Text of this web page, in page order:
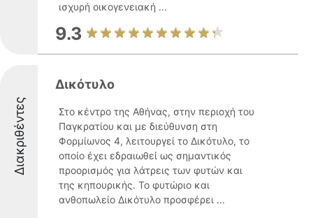
ισχυρή οικογενειακή ...
9.3
Διακριθέντες
Δικότυλο
Στο κέντρο της Αθήνας, στην περιοχή του
Παγκρατίου και με διεύθυνση στη
Φορμίωνος 4, λειτουργεί το Δικότυλο, το
οποίο έχει εδραιωθεί ως σημαντικός
προορισμός για λάτρεις των φυτών και
της κηπουρικής. Το φυτώριο και
ανθοπωλείο Δικότυλο προσφέρει ...